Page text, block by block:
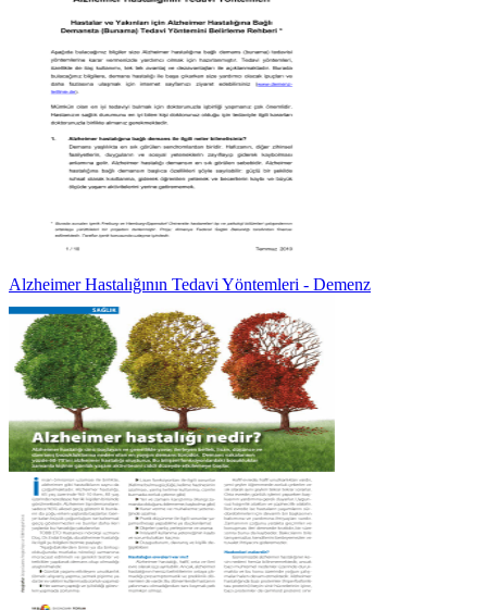
Alzheimer Hastalığının Tedavi Yöntemleri - Demenz